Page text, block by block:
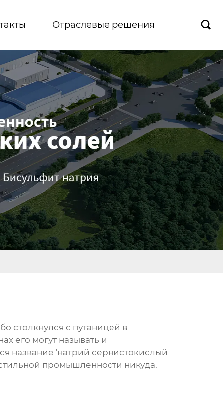
Отраслевые решения 
столкнулся с путаницей в
его могут называть и
название 'натрий сернистокислый
промышленности никуда.